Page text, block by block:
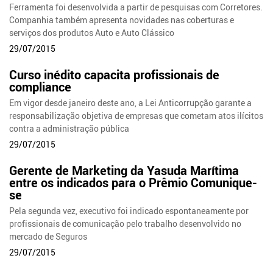
Ferramenta foi desenvolvida a partir de pesquisas com Corretores.
Companhia também apresenta novidades nas coberturas e
serviços dos produtos Auto e Auto Clássico
29/07/2015
Curso inédito capacita profissionais de
compliance
Em vigor desde janeiro deste ano, a Lei Anticorrupção garante a
responsabilização objetiva de empresas que cometam atos ilícitos
contra a administração pública
29/07/2015
Gerente de Marketing da Yasuda Marítima
entre os indicados para o Prêmio Comunique-
se
Pela segunda vez, executivo foi indicado espontaneamente por
profissionais de comunicação pelo trabalho desenvolvido no
mercado de Seguros
29/07/2015